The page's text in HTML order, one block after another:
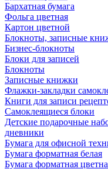
Бархатная бумага
Фольга цветная
Картон цветной
Блокноты, записные
Бизнес-блокноты
Блоки для записей
Блокноты
Записные книжки
Флажки-закладки
Книги для записи
Самоклеящиеся блоки
Детские подарочные
дневники
Бумага для офисной
Бумага форматная белая
Бумага форматная